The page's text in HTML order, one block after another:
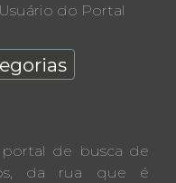
do Portal
de busca de
da rua que é